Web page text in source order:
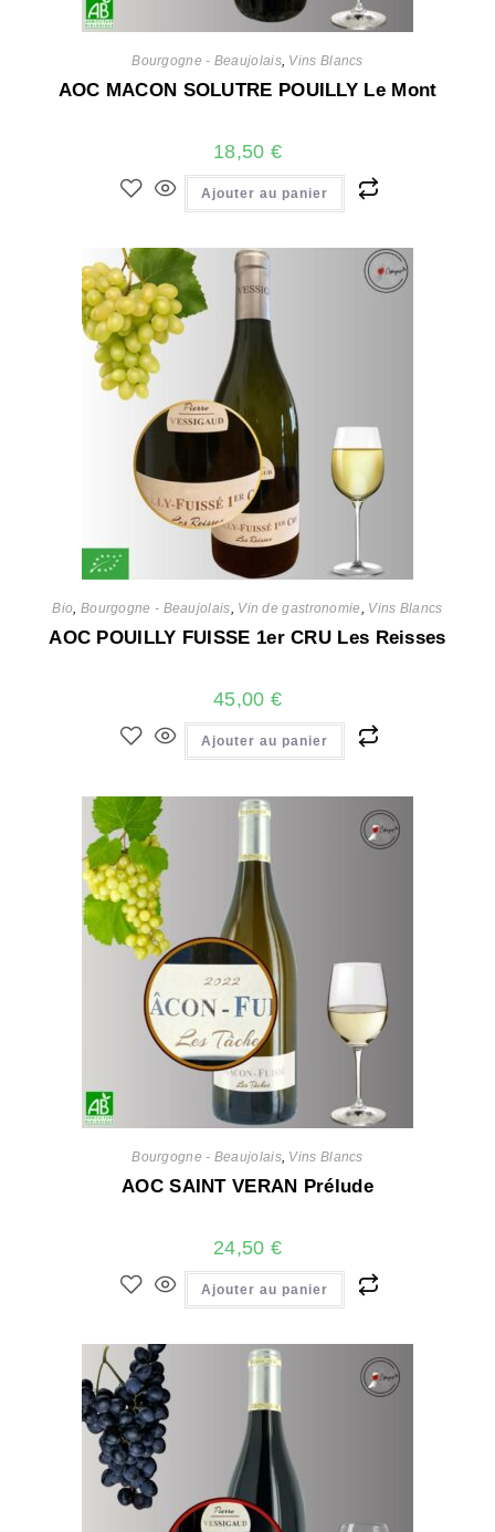
Bourgogne - Beaujolais, Vins Blancs
AOC MACON SOLUTRE POUILLY Le Mont
18,50 €
Ajouter au panier
Bio, Bourgogne - Beaujolais, Vin de gastronomie, Vins Blancs
AOC POUILLY FUISSE 1er CRU Les Reisses
45,00 €
Ajouter au panier
Bourgogne - Beaujolais, Vins Blancs
AOC SAINT VERAN Prélude
24,50 €
Ajouter au panier